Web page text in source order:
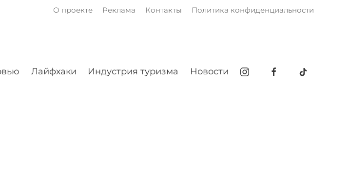
О проекте Реклама Контакты Политика конфиденциальности
Лайфхаки Индустрия туризма Новости